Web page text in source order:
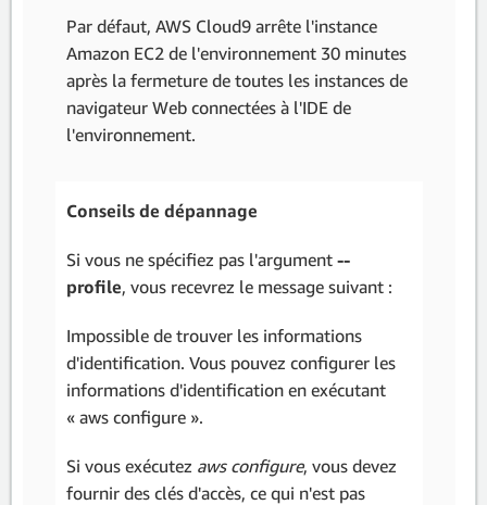
Par défaut, AWS Cloud9 arrête l'instance
Amazon EC2 de l'environnement 30 minutes
après la fermeture de toutes les instances de
navigateur Web connectées à l'IDE de
l'environnement.
Conseils de dépannage
Si vous ne spécifiez pas l'argument --
profile, vous recevrez le message suivant :
Impossible de trouver les informations
d'identification. Vous pouvez configurer les
informations d'identification en exécutant
« aws configure ».
Si vous exécutez aws configure, vous devez
fournir des clés d'accès, ce qui n'est pas